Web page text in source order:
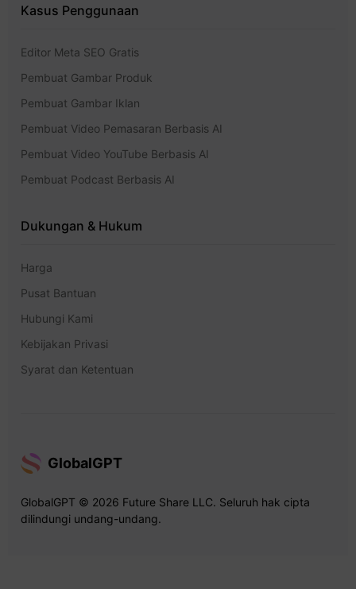
Kasus Penggunaan
Editor Meta SEO Gratis
Pembuat Gambar Produk
Pembuat Gambar Iklan
Pembuat Video Pemasaran Berbasis AI
Pembuat Video YouTube Berbasis AI
Pembuat Podcast Berbasis AI
Dukungan & Hukum
Harga
Pusat Bantuan
Hubungi Kami
Kebijakan Privasi
Syarat dan Ketentuan
GlobalGPT
GlobalGPT © 2026 Future Share LLC. Seluruh hak cipta
dilindungi undang-undang.